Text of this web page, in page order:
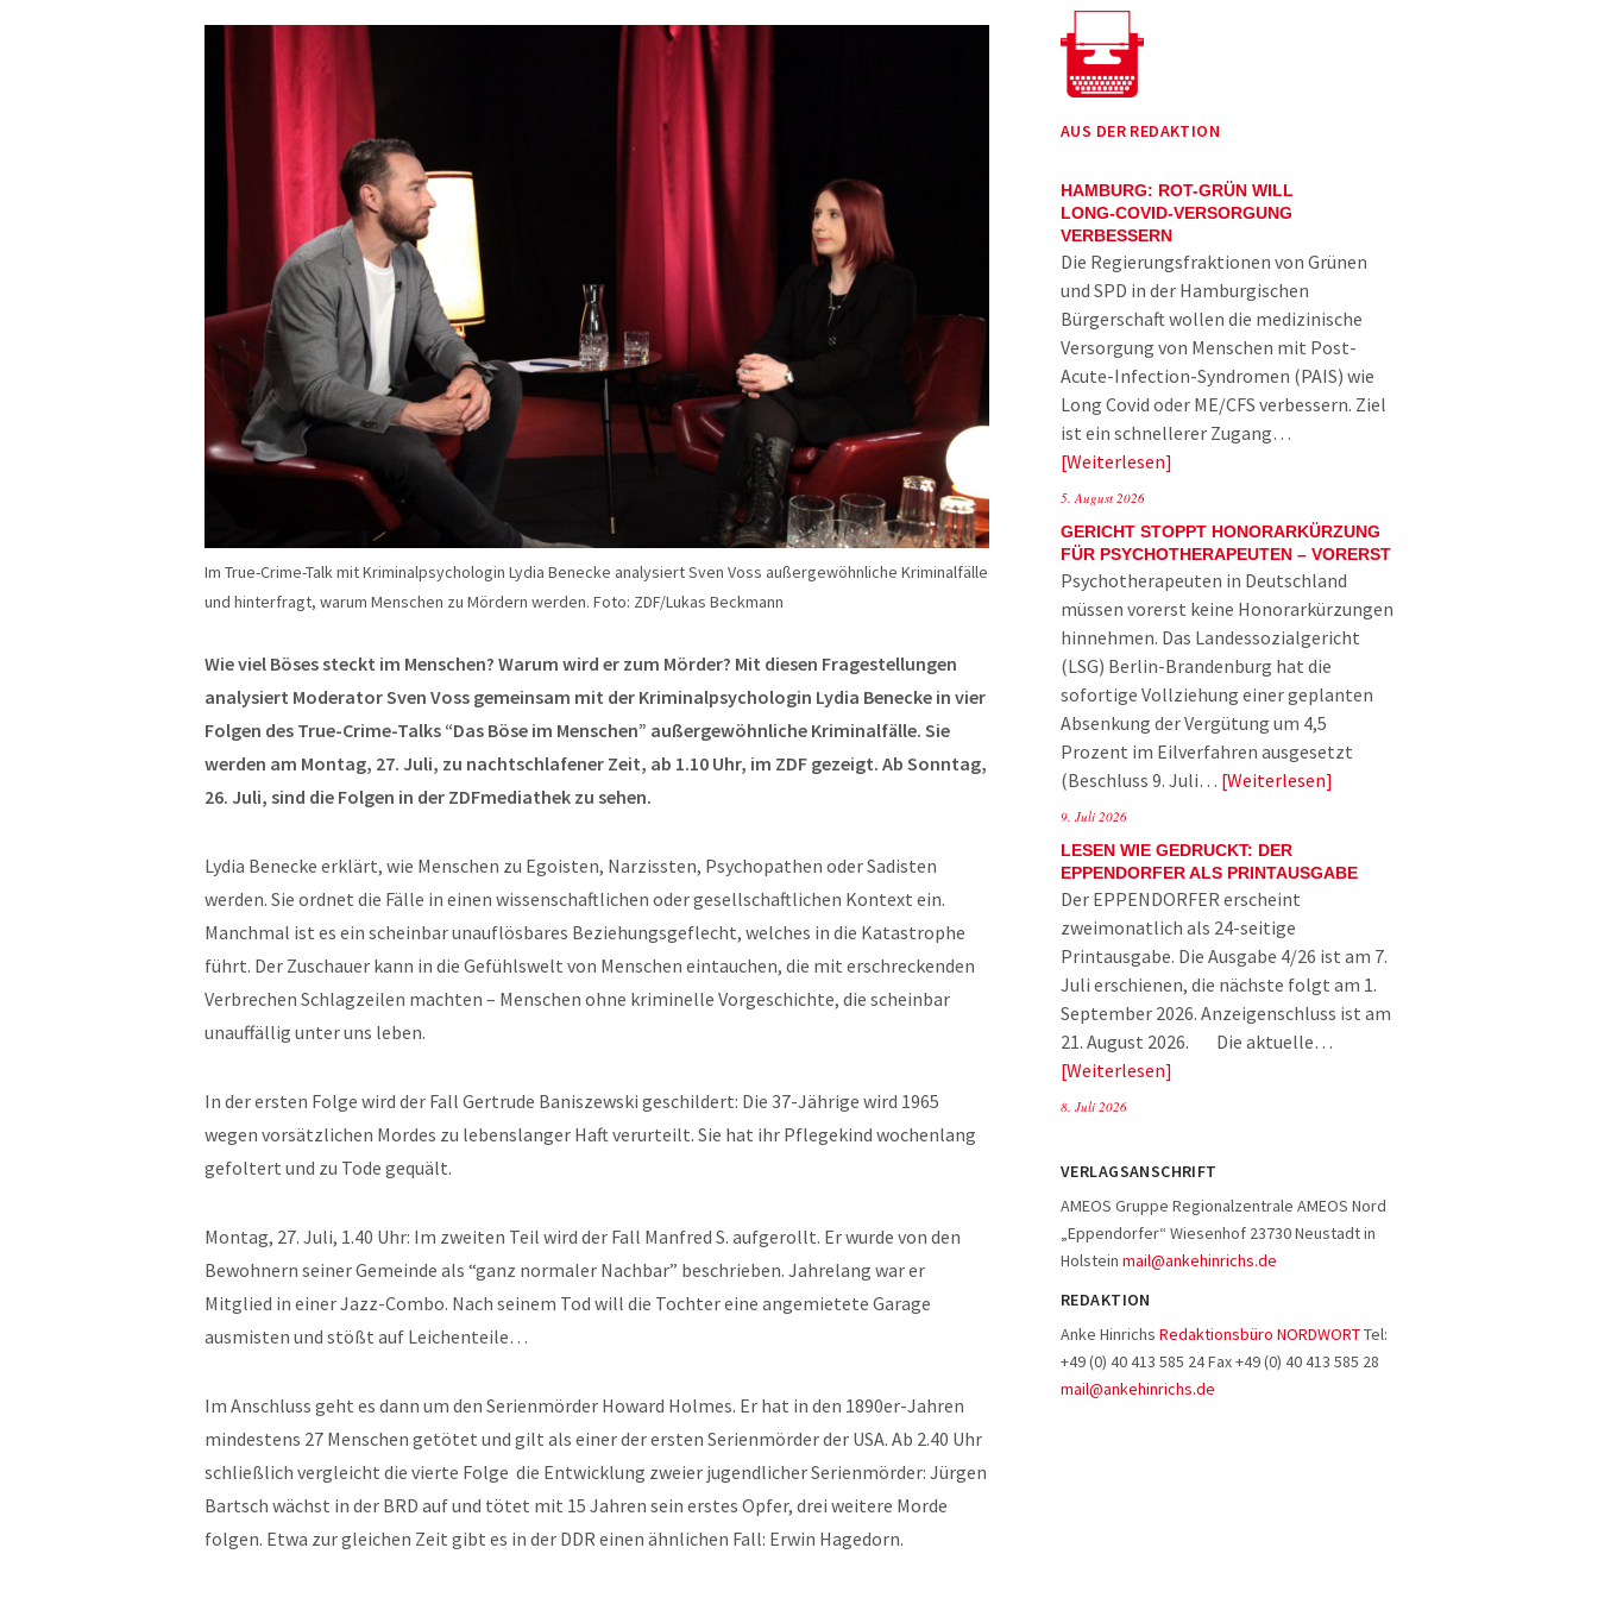
Im True-Crime-Talk mit Kriminalpsychologin Lydia Benecke analysiert Sven Voss außergewöhnliche Kriminalfälle
und hinterfragt, warum Menschen zu Mördern werden. Foto: ZDF/Lukas Beckmann
Wie viel Böses steckt im Menschen? Warum wird er zum Mörder? Mit diesen Fragestellungen
analysiert Moderator Sven Voss gemeinsam mit der Kriminalpsychologin Lydia Benecke in vier
Folgen des True-Crime-Talks “Das Böse im Menschen” außergewöhnliche Kriminalfälle. Sie
werden am Montag, 27. Juli, zu nachtschlafener Zeit, ab 1.10 Uhr, im ZDF gezeigt. Ab Sonntag,
26. Juli, sind die Folgen in der ZDFmediathek zu sehen.
Lydia Benecke erklärt, wie Menschen zu Egoisten, Narzissten, Psychopathen oder Sadisten
werden. Sie ordnet die Fälle in einen wissenschaftlichen oder gesellschaftlichen Kontext ein.
Manchmal ist es ein scheinbar unauflösbares Beziehungsgeflecht, welches in die Katastrophe
führt. Der Zuschauer kann in die Gefühlswelt von Menschen eintauchen, die mit erschreckenden
Verbrechen Schlagzeilen machten – Menschen ohne kriminelle Vorgeschichte, die scheinbar
unauffällig unter uns leben.
In der ersten Folge wird der Fall Gertrude Baniszewski geschildert: Die 37-Jährige wird 1965
wegen vorsätzlichen Mordes zu lebenslanger Haft verurteilt. Sie hat ihr Pflegekind wochenlang
gefoltert und zu Tode gequält.
Montag, 27. Juli, 1.40 Uhr: Im zweiten Teil wird der Fall Manfred S. aufgerollt. Er wurde von den
Bewohnern seiner Gemeinde als “ganz normaler Nachbar” beschrieben. Jahrelang war er
Mitglied in einer Jazz-Combo. Nach seinem Tod will die Tochter eine angemietete Garage
ausmisten und stößt auf Leichenteile…
Im Anschluss geht es dann um den Serienmörder Howard Holmes. Er hat in den 1890er-Jahren
mindestens 27 Menschen getötet und gilt als einer der ersten Serienmörder der USA. Ab 2.40 Uhr
schließlich vergleicht die vierte Folge die Entwicklung zweier jugendlicher Serienmörder: Jürgen
Bartsch wächst in der BRD auf und tötet mit 15 Jahren sein erstes Opfer, drei weitere Morde
folgen. Etwa zur gleichen Zeit gibt es in der DDR einen ähnlichen Fall: Erwin Hagedorn.
AUS DER REDAKTION
HAMBURG: ROT-GRÜN WILL
LONG-COVID-VERSORGUNG
VERBESSERN
Die Regierungsfraktionen von Grünen
und SPD in der Hamburgischen
Bürgerschaft wollen die medizinische
Versorgung von Menschen mit Post-
Acute-Infection-Syndromen (PAIS) wie
Long Covid oder ME/CFS verbessern. Ziel
ist ein schnellerer Zugang…
Weiterlesen
5. August 2026
GERICHT STOPPT HONORARKÜRZUNG
FÜR PSYCHOTHERAPEUTEN – VORERST
Psychotherapeuten in Deutschland
müssen vorerst keine Honorarkürzungen
hinnehmen. Das Landessozialgericht
(LSG) Berlin-Brandenburg hat die
sofortige Vollziehung einer geplanten
Absenkung der Vergütung um 4,5
Prozent im Eilverfahren ausgesetzt
(Beschluss 9. Juli… Weiterlesen
9. Juli 2026
LESEN WIE GEDRUCKT: DER
EPPENDORFER ALS PRINTAUSGABE
Der EPPENDORFER erscheint
zweimonatlich als 24-seitige
Printausgabe. Die Ausgabe 4/26 ist am 7.
Juli erschienen, die nächste folgt am 1.
September 2026. Anzeigenschluss ist am
21. August 2026. Die aktuelle…
Weiterlesen
8. Juli 2026
VERLAGSANSCHRIFT
AMEOS Gruppe Regionalzentrale AMEOS Nord
„Eppendorfer“ Wiesenhof 23730 Neustadt in
Holstein mail@ankehinrichs.de
REDAKTION
Anke Hinrichs Redaktionsbüro NORDWORTTel:
+49 (0) 40 413 585 24 Fax +49 (0) 40 413 585 28
mail@ankehinrichs.de